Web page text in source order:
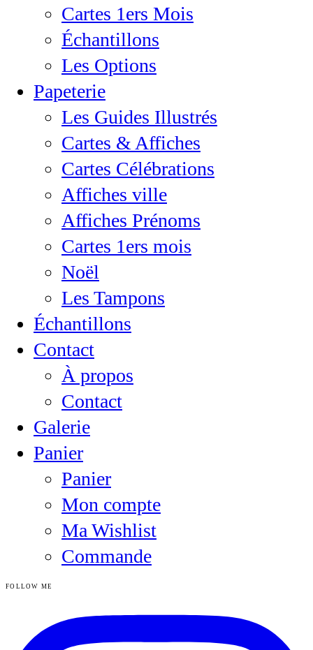
Cartes 1ers Mois
Échantillons
Les Options
Papeterie
Les Guides Illustrés
Cartes & Affiches
Cartes Célébrations
Affiches ville
Affiches Prénoms
Cartes 1ers mois
Noël
Les Tampons
Échantillons
Contact
À propos
Contact
Galerie
Panier
Panier
Mon compte
Ma Wishlist
Commande
FOLLOW ME